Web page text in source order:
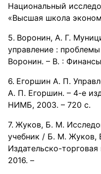
Национальный
«Высшая школа
Воронин, А. Г.
управление :
Воронин. – В. :
Егоршин А. П.
А. П. Егоршин. – 4-е
НИМБ, 2003. – 720 с.
Жуков, Б. М.
учебник / Б. М. Жуков,
Издательско-
2016. –